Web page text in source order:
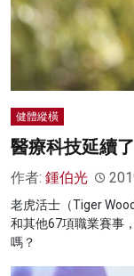
健體縱橫
醫療科技延續
作者: 鍾伯光
老虎活士（Tiger
和其他67項職業賽事
嗎？